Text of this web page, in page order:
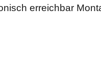
erreichbar